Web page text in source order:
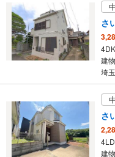
イ
ペ
ー
ジ
保
す
る
さ
4DK
建
埼
さ
建